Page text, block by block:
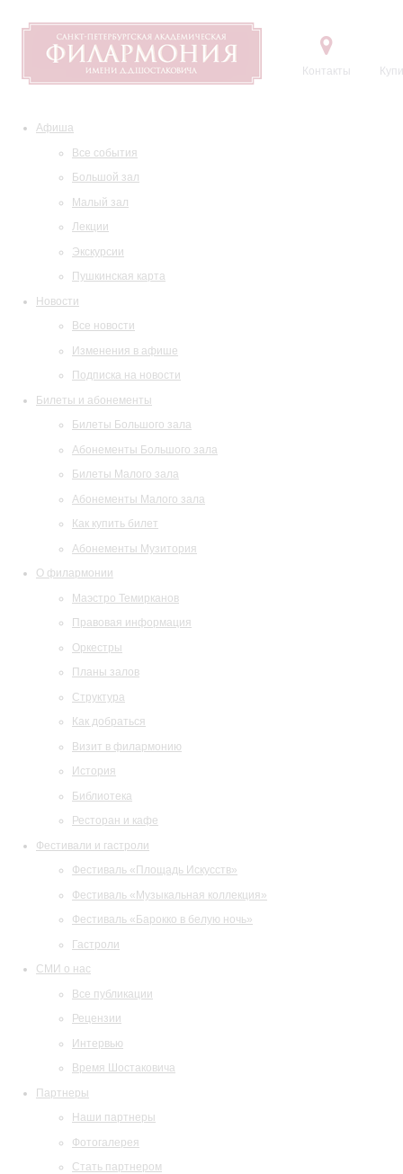
Контакты
Афиша
Все события
Большой зал
Малый зал
Лекции
Экскурсии
Пушкинская карта
Новости
Все новости
Изменения в афише
Подписка на новости
Билеты и абонементы
Билеты Большого зала
Абонементы Большого зала
Билеты Малого зала
Абонементы Малого зала
Как купить билет
Абонементы Музитория
О филармонии
Маэстро Темирканов
Правовая информация
Оркестры
Планы залов
Структура
Как добраться
Визит в филармонию
История
Библиотека
Ресторан и кафе
Фестивали и гастроли
Фестиваль «Площадь Искусств»
Фестиваль «Музыкальная коллекция»
Фестиваль «Барокко в белую ночь»
Гастроли
СМИ о нас
Все публикации
Рецензии
Интервью
Время Шостаковича
Партнеры
Наши партнеры
Фотогалерея
Стать партнером